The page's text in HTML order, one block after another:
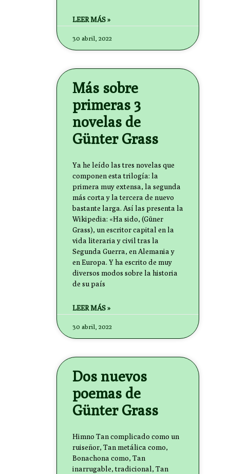
LEER MÁS »
30 abril, 2022
Más sobre
primeras 3
novelas de
Günter Grass
Ya he leído las tres novelas que
componen esta trilogía: la
primera muy extensa, la segunda
más corta y la tercera de nuevo
bastante larga. Así las presenta la
Wikipedia: «Ha sido, (Güner
Grass), un escritor capital en la
vida literaria y civil tras la
Segunda Guerra, en Alemania y
en Europa. Y ha escrito de muy
diversos modos sobre la historia
de su país
LEER MÁS »
30 abril, 2022
Dos nuevos
poemas de
Günter Grass
Himno Tan complicado como un
ruiseñor, Tan metálica como,
Bonachona como, Tan
inarrugable, tradicional, Tan